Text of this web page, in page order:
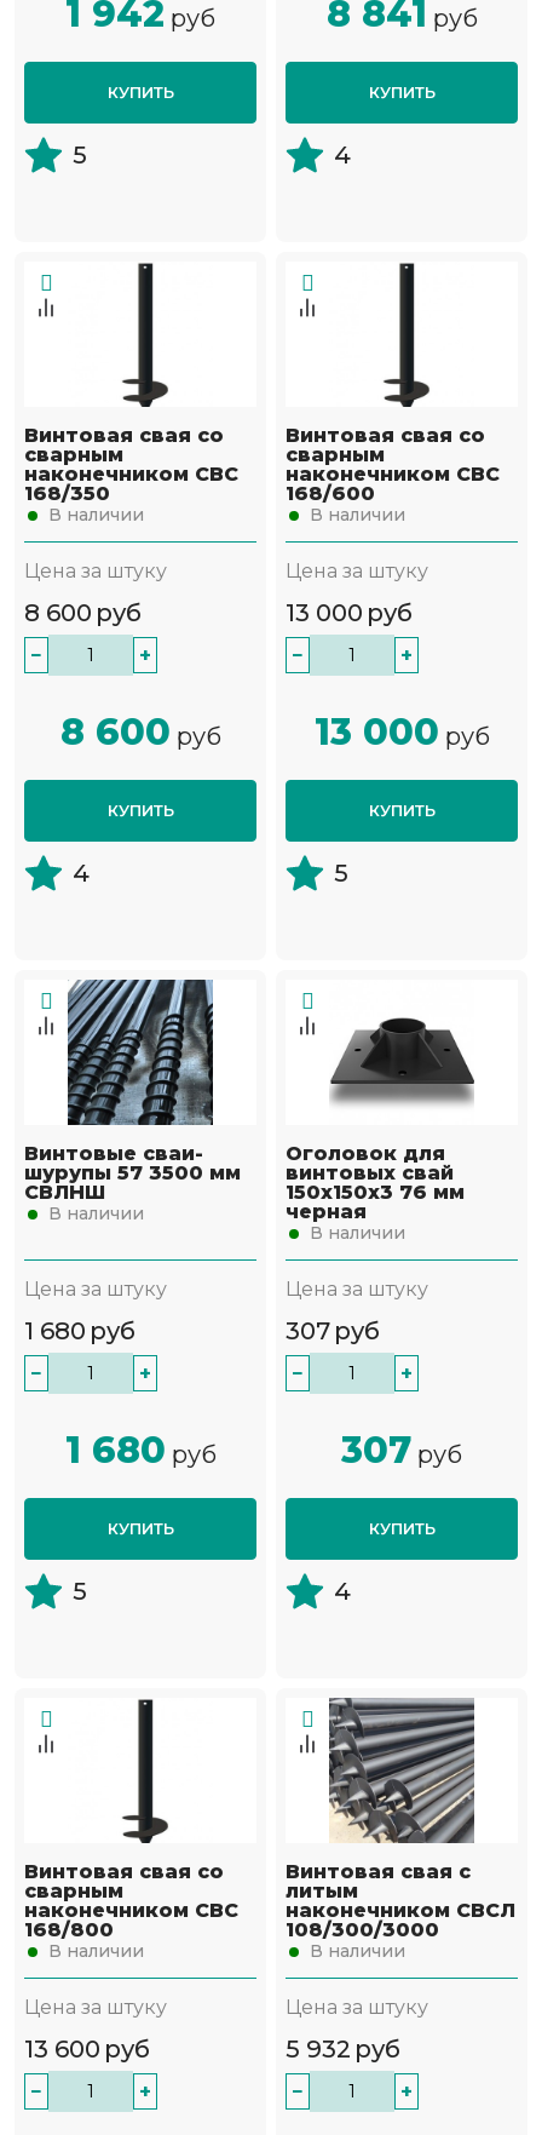
1 942 руб
КУПИТЬ
5
8 841 руб
КУПИТЬ
4
Винтовая свая со
сварным
наконечником СВС
168/350
В наличии
Цена за штуку
8 600 руб
− +
8 600 руб
КУПИТЬ
4
Винтовая свая со
сварным
наконечником СВС
168/600
В наличии
Цена за штуку
13 000 руб
− +
13 000 руб
КУПИТЬ
5
Винтовые сваи-
шурупы 57 3500 мм
СВЛНШ
В наличии
Цена за штуку
1 680 руб
− +
1 680 руб
КУПИТЬ
5
Оголовок для
винтовых свай
150х150х3 76 мм
черная
В наличии
Цена за штуку
307 руб
− +
307 руб
КУПИТЬ
4
Винтовая свая со
сварным
наконечником СВС
168/800
В наличии
Цена за штуку
13 600 руб
− +
Винтовая свая с
литым
наконечником СВСЛ
108/300/3000
В наличии
Цена за штуку
5 932 руб
− +